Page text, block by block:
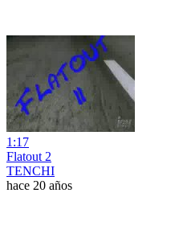
1:17
Flatout 2
TENCHI
hace 20 años